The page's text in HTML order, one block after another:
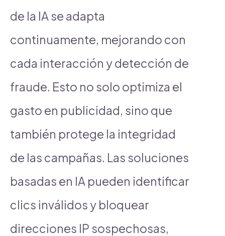
de la IA se adapta
continuamente, mejorando con
cada interacción y detección de
fraude. Esto no solo optimiza el
gasto en publicidad, sino que
también protege la integridad
de las campañas. Las soluciones
basadas en IA pueden identificar
clics inválidos y bloquear
direcciones IP sospechosas,